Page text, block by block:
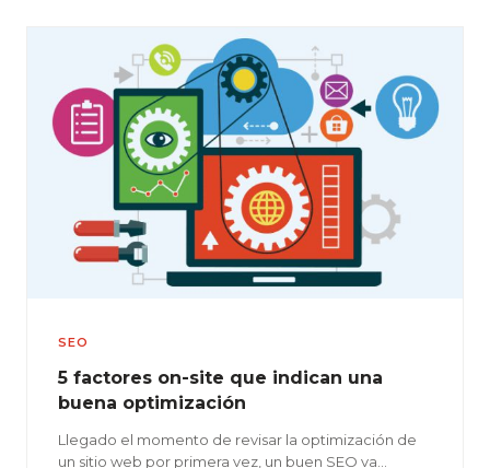
SEO
5 factores on-site que indican una
buena optimización
Llegado el momento de revisar la optimización de
un sitio web por primera vez, un buen SEO va…